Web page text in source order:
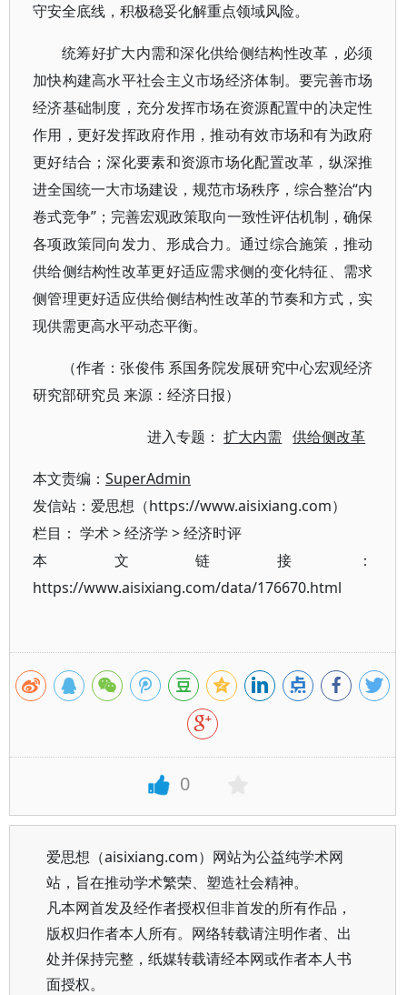
守安全底线，积极稳妥化解重点领域风险。
统筹好扩大内需和深化供给侧结构性改革，必须
加快构建高水平社会主义市场经济体制。要完善市场
经济基础制度，充分发挥市场在资源配置中的决定性
作用，更好发挥政府作用，推动有效市场和有为政府
更好结合；深化要素和资源市场化配置改革，纵深推
进全国统一大市场建设，规范市场秩序，综合整治“内
卷式竞争”；完善宏观政策取向一致性评估机制，确保
各项政策同向发力、形成合力。通过综合施策，推动
供给侧结构性改革更好适应需求侧的变化特征、需求
侧管理更好适应供给侧结构性改革的节奏和方式，实
现供需更高水平动态平衡。
（作者：张俊伟 系国务院发展研究中心宏观经济
研究部研究员 来源：经济日报）
进入专题：扩大内需 供给侧改革
本文责编： SuperAdmin
发信站：爱思想（https://www.aisixiang.com）
栏目： 学术>经济学 >经济时评
本文链接：
https://www.aisixiang.com/data/176670.html
0
爱思想（aisixiang.com）网站为公益纯学术网
站，旨在推动学术繁荣、塑造社会精神。
凡本网首发及经作者授权但非首发的所有作品，
版权归作者本人所有。网络转载请注明作者、出
处并保持完整，纸媒转载请经本网或作者本人书
面授权。